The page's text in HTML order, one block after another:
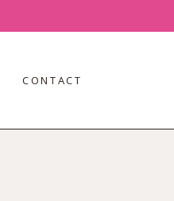
CONTACT